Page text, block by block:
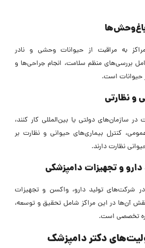
باغ‌وحش‌ها
به مراقبت از حیوانات وحشی و نادر
بررسی‌های منظم سلامت، انجام جراحی‌ها و
حیوانات است.
و نظارتی
سازمان‌های دولتی یا بین‌المللی کار کنند،
کنترل بیماری‌های حیوانی و نظارت بر
نظارت دارند.
و تجهیزات دامپزشکی
در شرکت‌های تولید دارو، واکسن و تجهیزات
آن‌ها در این مراکز شامل تحقیق و توسعه،
تخصصی است.
دکتر دامپزشک